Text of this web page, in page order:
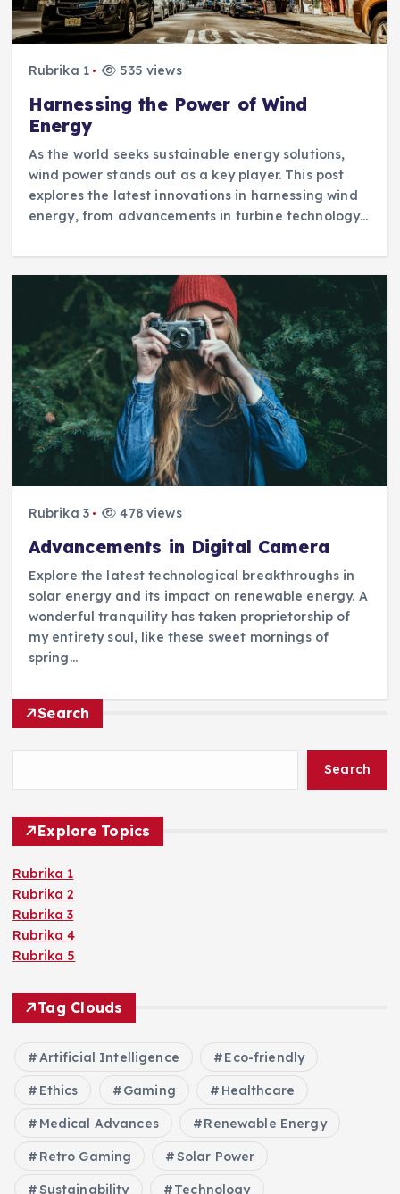
Rubrika 1 535 views
Harnessing the Power of Wind
Energy
As the world seeks sustainable energy solutions,
wind power stands out as a key player. This post
explores the latest innovations in harnessing wind
energy, from advancements in turbine technology…
Rubrika 3 478 views
Advancements in Digital Camera
Explore the latest technological breakthroughs in
solar energy and its impact on renewable energy. A
wonderful tranquility has taken proprietorship of
my entirety soul, like these sweet mornings of
spring…
Search
Search
Explore Topics
Rubrika 1
Rubrika 2
Rubrika 3
Rubrika 4
Rubrika 5
Tag Clouds
Artificial Intelligence Eco-friendly
Ethics Gaming Healthcare
Medical Advances Renewable Energy
Retro Gaming Solar Power
Sustainability Technology